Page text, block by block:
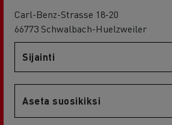
Carl-Benz-Strasse 18-20
66773 Schwalbach-Huelzweiler
Sijainti
Aseta suosikiksi